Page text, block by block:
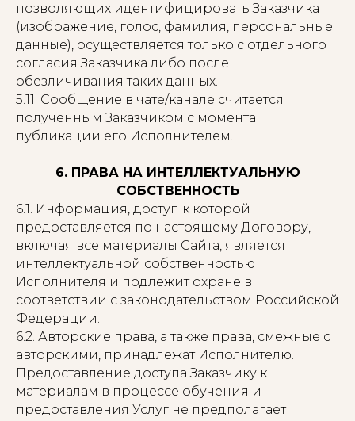
позволяющих идентифицировать Заказчика
(изображение, голос, фамилия, персональные
данные), осуществляется только с отдельного
согласия Заказчика либо после
обезличивания таких данных.
5.11. Сообщение в чате/канале считается
полученным Заказчиком с момента
публикации его Исполнителем.
6. ПРАВА НА ИНТЕЛЛЕКТУАЛЬНУЮ
СОБСТВЕННОСТЬ
6.1. Информация, доступ к которой
предоставляется по настоящему Договору,
включая все материалы Сайта, является
интеллектуальной собственностью
Исполнителя и подлежит охране в
соответствии с законодательством Российской
Федерации.
6.2. Авторские права, а также права, смежные с
авторскими, принадлежат Исполнителю.
Предоставление доступа Заказчику к
материалам в процессе обучения и
предоставления Услуг не предполагает